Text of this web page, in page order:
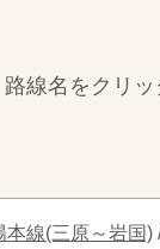
路線名をクリ
本線(三原～岩国)